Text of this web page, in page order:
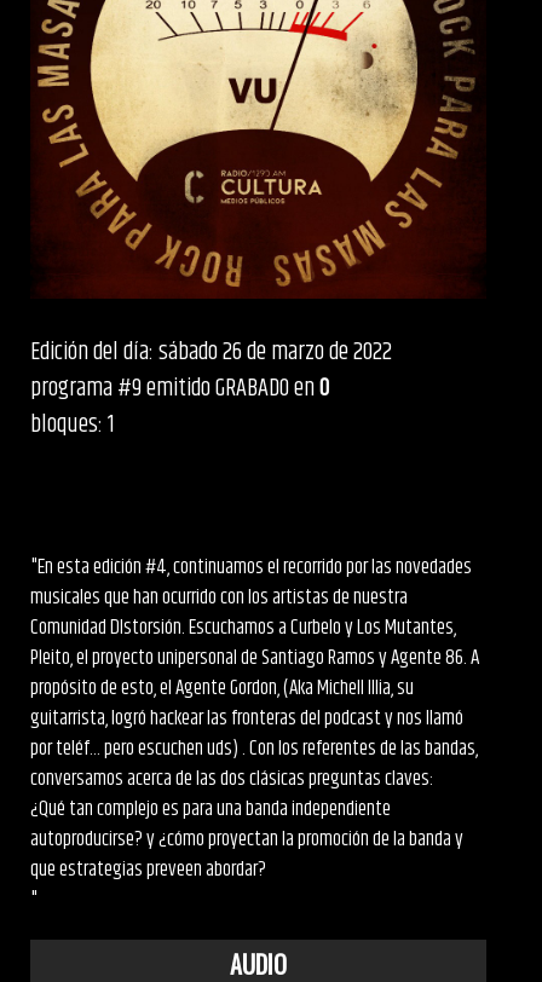
Edición del día: sábado 26 de marzo de 2022
programa #9 emitido GRABADO en0
bloques: 1
"En esta edición #4, continuamos el recorrido por las novedades
musicales que han ocurrido con los artistas de nuestra
Comunidad DIstorsión. Escuchamos a Curbelo y Los Mutantes,
Pleito, el proyecto unipersonal de Santiago Ramos y Agente 86. A
propósito de esto, el Agente Gordon, (Aka Michell Illia, su
guitarrista, logró hackear las fronteras del podcast y nos llamó
por teléf... pero escuchen uds) . Con los referentes de las bandas,
conversamos acerca de las dos clásicas preguntas claves:
¿Qué tan complejo es para una banda independiente
autoproducirse? y ¿cómo proyectan la promoción de la banda y
que estrategias preveen abordar?
"
AUDIO